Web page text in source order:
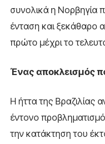
συνολικά η Νορβηγία
ένταση και ξεκάθαρο
πρώτο μέχρι το
Ένας αποκλεισμός
Η ήττα της Βραζιλίας
έντονο
την κατάκτηση του